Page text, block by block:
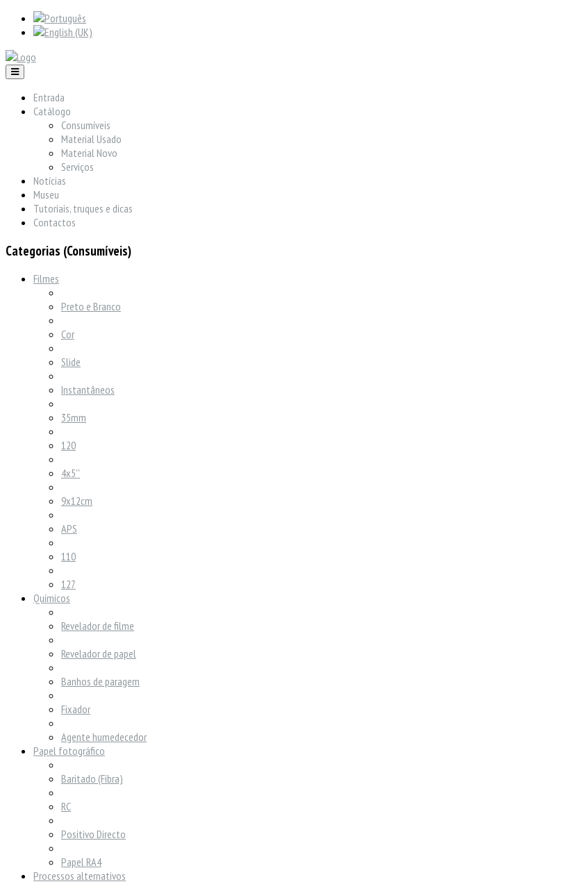
Entrada
Catálogo
Consumíveis
Material Usado
Material Novo
Serviços
Notícias
Museu
Tutoriais, truques e dicas
Contactos
Categorias (Consumíveis)
Filmes
Preto e Branco
Cor
Slide
Instantâneos
35mm
120
4x5''
9x12cm
APS
110
127
Químicos
Revelador de filme
Revelador de papel
Banhos de paragem
Fixador
Agente humedecedor
Papel fotográfico
Baritado (Fibra)
RC
Positivo Directo
Papel RA4
Processos alternativos